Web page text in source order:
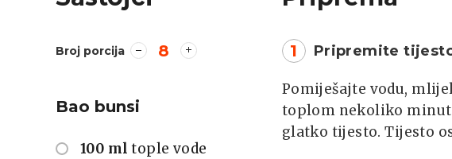
Broj porcija 8
Bao bunsi
100 ml tople vode
1 Pripremite
Pomiješajte vodu,
toplom nekoliko
glatko tijesto. Tijesto